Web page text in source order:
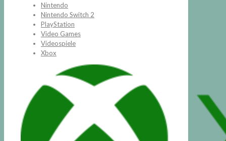
Nintendo
Nintendo Switch 2
PlayStation
Video Games
Videospiele
Xbox